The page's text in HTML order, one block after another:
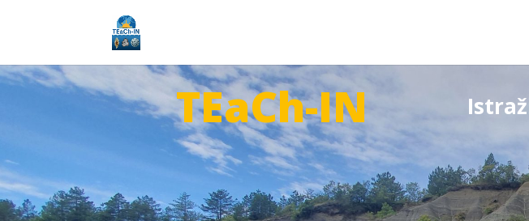
TEaCh-IN